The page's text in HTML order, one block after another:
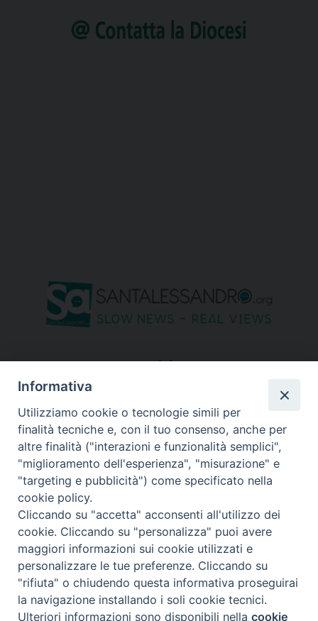
seguici su
Copyright © 2026 Diocesi di Bergamo - C. F. 01072200163 - Tutti i
diritti riservati. -Note legali -Privacy policy
Informativa
Utilizziamo cookie o tecnologie simili per
finalità tecniche e, con il tuo consenso, anche per
altre finalità ("interazioni e funzionalità semplici",
"miglioramento dell'esperienza", "misurazione" e
"targeting e pubblicità") come specificato nella
cookie policy.
Cliccando su "accetta" acconsenti all'utilizzo dei
cookie. Cliccando su "personalizza" puoi avere
maggiori informazioni sui cookie utilizzati e
personalizzare le tue preferenze. Cliccando su
"rifiuta" o chiudendo questa informativa proseguirai
la navigazione installando i soli cookie tecnici.
Ulteriori informazioni sono disponibili nellacookie